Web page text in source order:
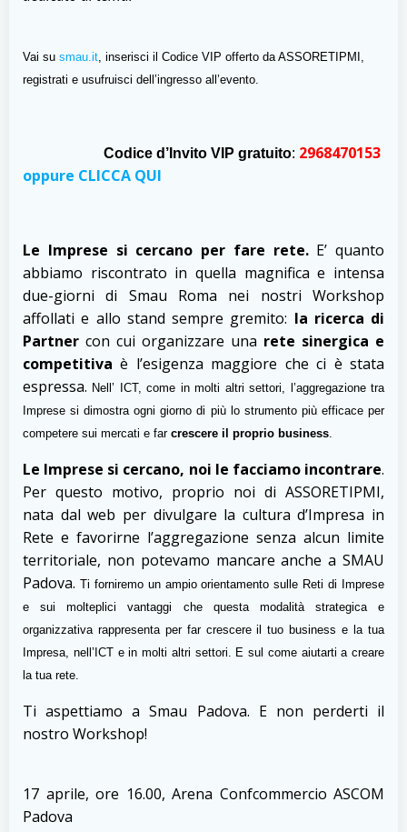
Vai su smau.it , inserisci il Codice VIP offerto da ASSORETIPMI,
registrati e usufruisci dell’ingresso all’evento.
Codice d’Invito VIP gratuito: 2968470153
oppure CLICCA QUI
Le Imprese si cercano per fare rete.E’ quanto
abbiamo riscontrato in quella magnifica e intensa
due-giorni di Smau Roma nei nostri Workshop
affollati e allo stand sempre gremito: la ricerca di
Partner con cui organizzare una rete sinergica e
competitiva è l’esigenza maggiore che ci è stata
espressa. Nell’ ICT, come in molti altri settori, l’aggregazione tra
Imprese si dimostra ogni giorno di più lo strumento più efficace per
competere sui mercati e far crescere il proprio business
Le Imprese si cercano, noi le facciamo incontrare.
Per questo motivo, proprio noi di ASSORETIPMI,
nata dal web per divulgare la cultura d’Impresa in
Rete e favorirne l’aggregazione senza alcun limite
territoriale, non potevamo mancare anche a SMAU
Padova. Ti forniremo un ampio orientamento sulle Reti di Imprese
e sui molteplici vantaggi che questa modalità strategica e
organizzativa rappresenta per far crescere il tuo business e la tua
Impresa, nell’ICT e in molti altri settori. E sul come aiutarti a creare
la tua rete.
Ti aspettiamo a Smau Padova. E non perderti il
nostro Workshop!
17 aprile, ore 16.00, Arena Confcommercio ASCOM
Padova